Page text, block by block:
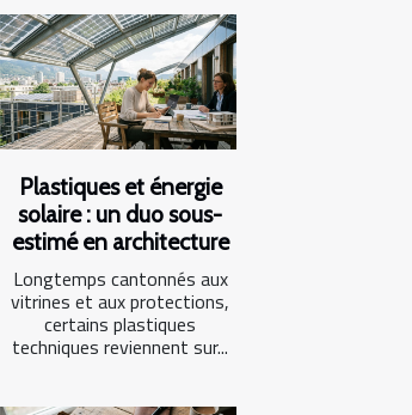
Plastiques et énergie
solaire : un duo sous-
estimé en architecture
Longtemps cantonnés aux
vitrines et aux protections,
certains plastiques
techniques reviennent sur...